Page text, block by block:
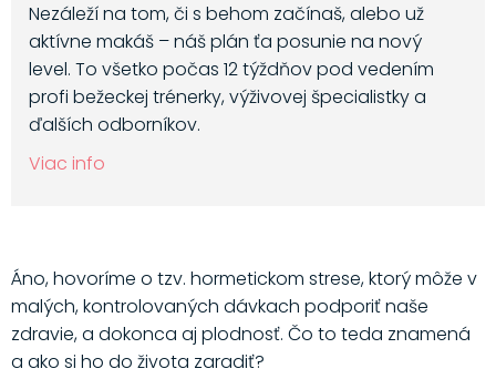
Nezáleží na tom, či s behom začínaš, alebo už
aktívne makáš – náš plán ťa posunie na nový
level. To všetko počas 12 týždňov pod vedením
profi bežeckej trénerky, výživovej špecialistky a
ďalších odborníkov.
Viac info
Áno, hovoríme o tzv. hormetickom strese, ktorý môže v
malých, kontrolovaných dávkach podporiť naše
zdravie, a dokonca aj plodnosť. Čo to teda znamená
a ako si ho do života zaradiť?